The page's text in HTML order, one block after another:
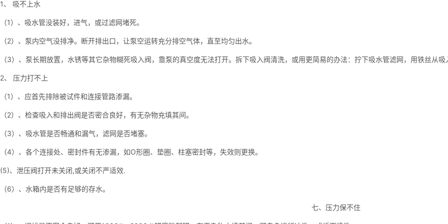
1、 吸不上水
（1）、吸水管没装好，进气，或过滤网堵死。
（2）、泵内空气没排净。断开排出口，让泵空运转充分排空气体，直至均匀出水。
（3）、泵长期放置，水锈等其它杂物糊死吸入阀，靠泵的真空度无法打开。拆下吸入阀清洗，或用更简易的办法：拧下吸水管滤网，用铁丝从吸
2、 压力打不上
（1）、应首先排除被试件和连接管路渗漏。
（2）、检查吸入和排出阀是否密合良好，有无杂物充填其间。
（3）、吸水管是否畅通和漏气，滤网是否堵塞。
（4）、各个连接处、密封件有无渗漏，如O形圈、垫圈、柱塞密封等，失效则更换。
(5)、泄压阀打开未关闭,或关闭不严适效.
（6）、水箱内是否有足够的存水。
七、压力保不住